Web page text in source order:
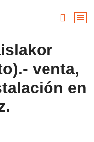
venta,
en